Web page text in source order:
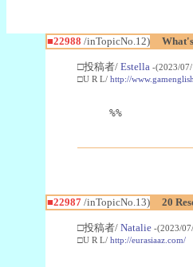
■22988 /inTopicNo.12)
□投稿者/ Estella -(2023/
□U R L/ http://
%%
■22987/inTopicNo.13) 20
□投稿者/ Natalie -(2023/
□U R L/ http://eurasiaaz.com/